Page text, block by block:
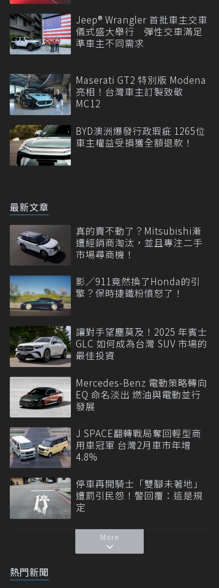
Jeep® Wrangler 首批車主交車
儀式盛大舉行 彈性交車滿足
準車主不同需求
Maserati GT2 特別版 Modena
亮相！台灣車主訂製致敬
MC12
BYD澳洲爆發行政瑕疵 1265位
車主權益受損獲全額退款！
最新文章
真的賣不動了？Mitsubishi漸
遭經銷商淘汰，並且專注二手
市場尋商機！
影／911竟然換了Honda的引
擎？保時捷鐵粉憤怒了！
讓對手望塵莫及！2025 年賓士
GLC 如何成為台灣 SUV 市場的
最佳投資
Mercedes-Benz 電動策略轉向
EQ 命名淡出 燃油與電動並行
發展
J SPACE翻轉戰局奪回輕型商
用車冠軍 台灣2月車市年增
4.8%
停車再開騎士「雙腳未著地」
遭罰引民怨！警回覆：這是規
定
More
熱門新聞